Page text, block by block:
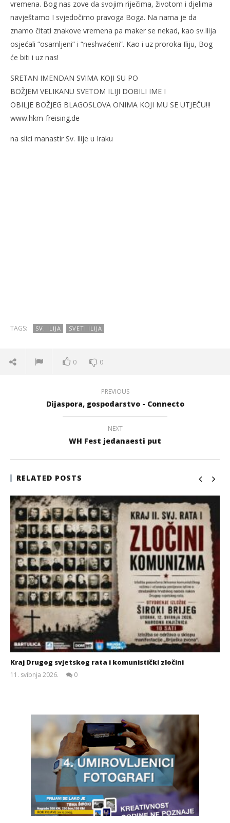
vremena. Bog nas zove da svojim riječima, životom i djelima
navještamo I svjedočimo pravoga Boga. Na nama je da
znamo čitati znakove vremena pa maker se nekad, kao sv.Ilija
osjećali “osamljeni” i “neshvaćeni”. Kao i uz proroka Iliju, Bog
će biti i uz nas!
SRETAN IMENDAN SVIMA KOJI SU PO
BOŽJEM VELIKANU SVETOM ILIJI DOBILI IME I
OBILJE BOŽJEG BLAGOSLOVA ONIMA KOJI MU SE UTJEČU!!!
www.hkm-freising.de
na slici manastir Sv. Ilije u Iraku
TAGS: SV. ILIJA SVETI ILIJA
0 0
PREVIOUS
Dijaspora, gospodarstvo - Connecto
NEXT
WH Fest jedanaesti put
RELATED POSTS
Kraj Drugog svjetskog rata i komunistički zločini
11. svibnja 2026.
0